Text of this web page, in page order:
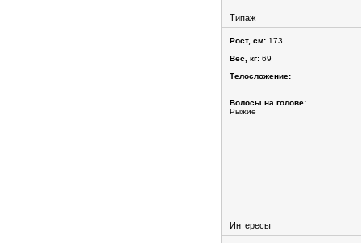
Типаж
Рост, см: 173
Вес, кг: 69
Телосложение:
Волосы на голове:
Рыжие
Интересы